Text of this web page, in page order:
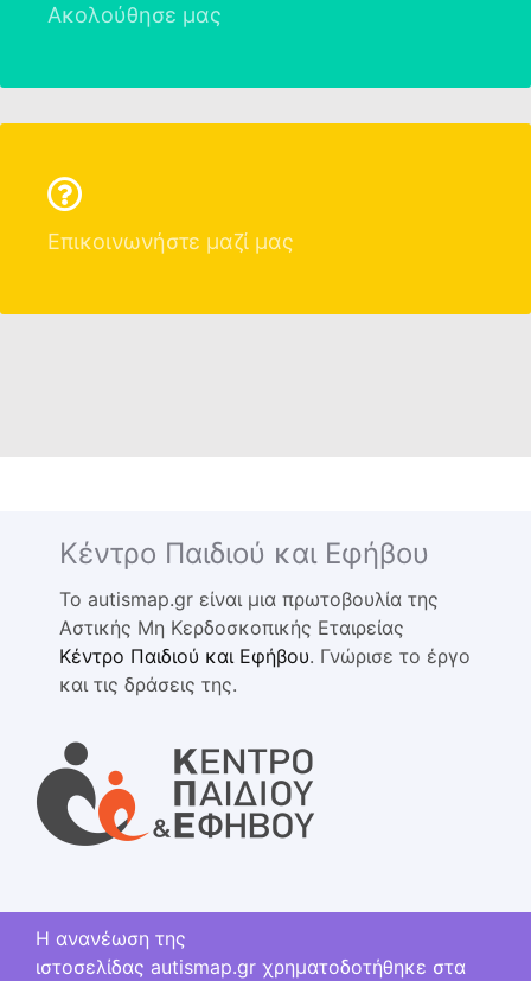
Ακολούθησε μας
Επικοινωνήστε μαζί μας
Κέντρο Παιδιού και Εφήβου
Το autismap.gr είναι μια πρωτοβουλία της
Αστικής Μη Κερδοσκοπικής Εταιρείας
Κέντρο Παιδιού και Εφήβου. Γνώρισε το έργο
και τις δράσεις της.
Η ανανέωση της
ιστοσελίδας autismap.gr χρηματοδοτήθηκε στα